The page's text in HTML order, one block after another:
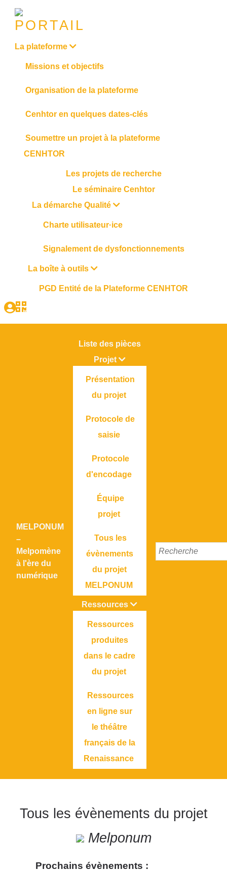
La plateforme
Missions et objectifs
Organisation de la plateforme
Cenhtor en quelques dates-clés
Soumettre un projet à la plateforme
CENHTOR
Les projets de recherche
Le séminaire Cenhtor
La démarche Qualité
Charte utilisateur·ice
Signalement de dysfonctionnements
La boîte à outils
PGD Entité de la Plateforme CENHTOR
MELPONUM
–
Melpomène
à l'ère du
numérique
Liste des pièces
Projet
Présentation
du projet
Protocole de
saisie
Protocole
d'encodage
Équipe
projet
Tous les
évènements
du projet
MELPONUM
Ressources
Ressources
produites
dans le cadre
du projet
Ressources
en ligne sur
le théâtre
français de la
Renaissance
Tous les évènements du projet
Melponum
Prochains évènements :